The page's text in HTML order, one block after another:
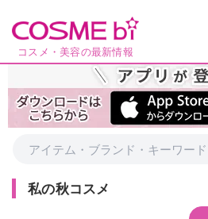
コスメ・美容の最新情報
私の秋コスメ